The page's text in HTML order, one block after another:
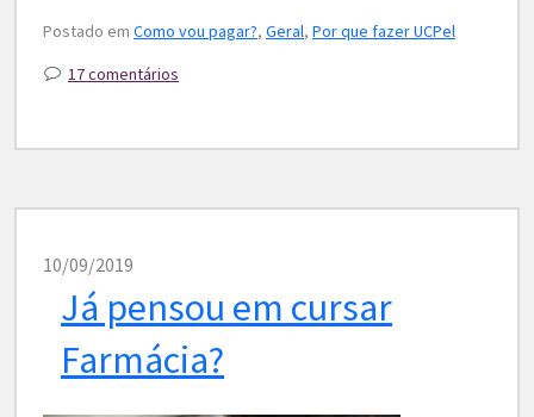
Postado em Como vou pagar?, Geral, Por que fazer UCPel
17 comentários
10/09/2019
Já pensou em cursar
Farmácia?